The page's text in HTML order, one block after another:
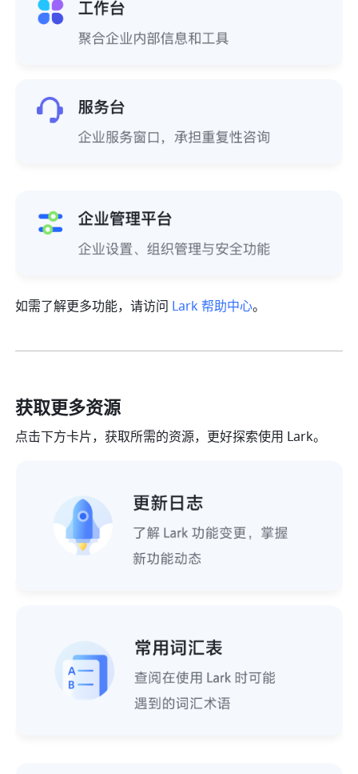
如需了解更多功能，请访问 Lark 帮助中心。
获取更多资源
点击下方卡片，获取所需的资源，更好探索使用 Lark。